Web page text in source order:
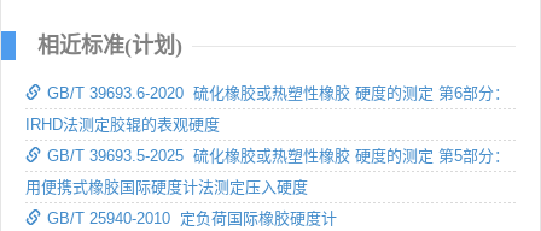
相近标准(计划)
GB/T 39693.6-2020 硫化橡胶或热塑性橡胶 硬度的测定 第6部分：
IRHD法测定胶辊的表观硬度
GB/T 39693.5-2025 硫化橡胶或热塑性橡胶 硬度的测定 第5部分：
用便携式橡胶国际硬度计法测定压入硬度
GB/T 25940-2010 定负荷国际橡胶硬度计